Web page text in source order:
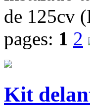
de 125cv
pages: 1 2
Kit